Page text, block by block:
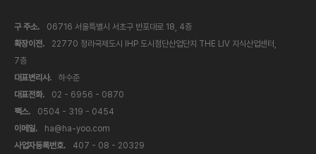
구 주소.
06716 서울특별시 서초구 반포대로 18, 4층
확장이전.
22770 청라국제도시 IHP 도시첨단산업단지 THE LIV 지식산업센터,
7층
대표변리사.
하수준
대표전화.
02 - 6956 - 0870
팩스.
0504 - 319 - 0454
이메일.
ha@ha-yoo.com
사업자등록번호.
407 - 08 - 20329